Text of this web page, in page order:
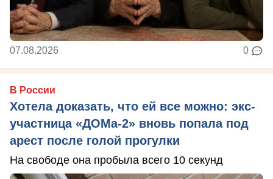
07.08.2026 0
В России
Хотела доказать, что ей все можно: экс-
участница «ДОМа-2» вновь попала под
арест после голой прогулки
На свободе она пробыла всего 10 секунд